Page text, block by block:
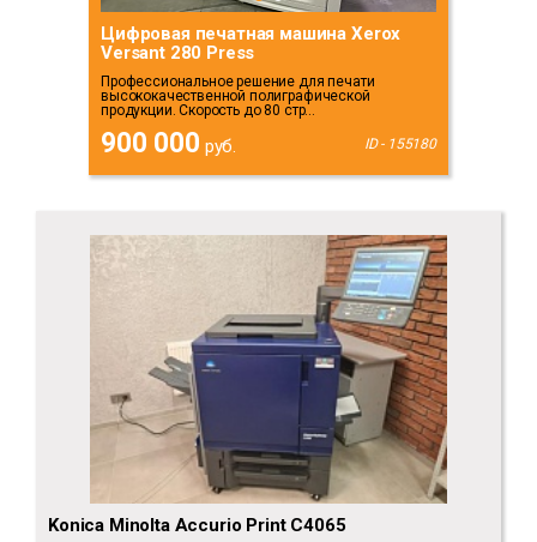
Цифровая печатная машина Xerox
Versant 280 Press
Профессиональное решение для печати
высококачественной полиграфической
продукции. Скорость до 80 стр...
900 000 руб. ID - 155180
Konica Minolta Accurio Print C4065